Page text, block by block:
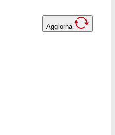
Aggiorna